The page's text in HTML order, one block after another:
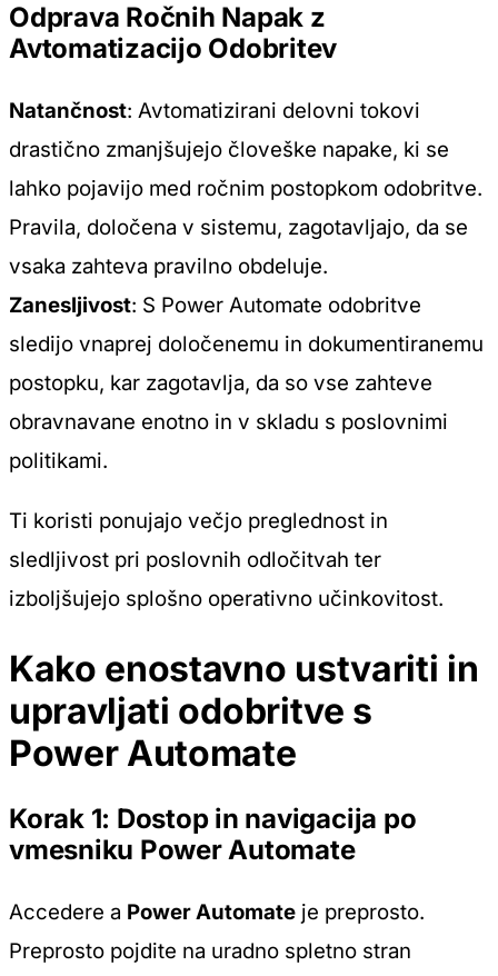
Odprava Ročnih Napak z
Avtomatizacijo Odobritev
Natančnost: Avtomatizirani delovni tokovi
drastično zmanjšujejo človeške napake, ki se
lahko pojavijo med ročnim postopkom odobritve.
Pravila, določena v sistemu, zagotavljajo, da se
vsaka zahteva pravilno obdeluje.
Zanesljivost: S Power Automate odobritve
sledijo vnaprej določenemu in dokumentiranemu
postopku, kar zagotavlja, da so vse zahteve
obravnavane enotno in v skladu s poslovnimi
politikami.
Ti koristi ponujajo večjo preglednost in
sledljivost pri poslovnih odločitvah ter
izboljšujejo splošno operativno učinkovitost.
Kako enostavno ustvariti in
upravljati odobritve s
Power Automate
Korak 1: Dostop in navigacija po
vmesniku Power Automate
Accedere a Power Automate je preprosto.
Preprosto pojdite na uradno spletno stran